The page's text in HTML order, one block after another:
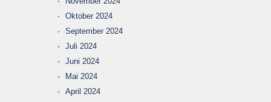
Oktober 2024
September 2024
Juli 2024
Juni 2024
Mai 2024
April 2024